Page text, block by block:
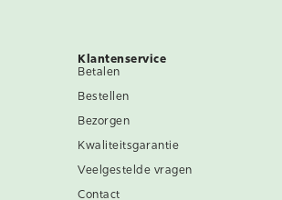
Klantenservice
Betalen
Bestellen
Bezorgen
Kwaliteitsgarantie
Veelgestelde vragen
Contact